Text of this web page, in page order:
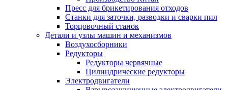
Пресс для брикетирования отходов
Станки для заточки, разводки и сварки пил
Торцовочный станок
Детали и узлы машин и механизмов
Воздухосборники
Редукторы
Редукторы червячные
Цилиндрические редукторы
Электродвигатели